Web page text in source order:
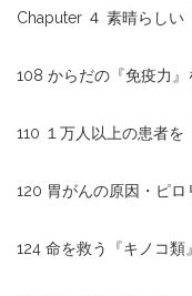
Chaputer ４ 素晴らしい
108 からだの『免疫力』
110 １万人以上の患者を
120 胃がんの原因・ピロ
124 命を救う『キノコ類』